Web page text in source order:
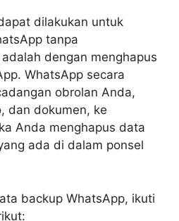
dilakukan untuk
tanpa
dengan menghapus
WhatsApp secara
obrolan Anda,
dan dokumen, ke
Anda menghapus data
ada di dalam ponsel
backup WhatsApp, ikuti